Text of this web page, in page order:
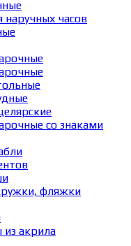
наручных часов
со знаками
фляжки
из акрила